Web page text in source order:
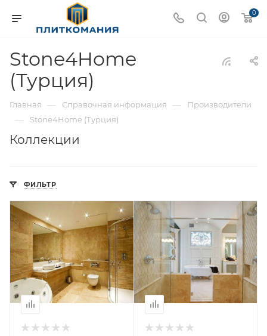
0
Stone4Home
(Турция)
Главная — Справочная информация — Производители
— Stone4Home (Турция)
Коллекции
ФИЛЬТР